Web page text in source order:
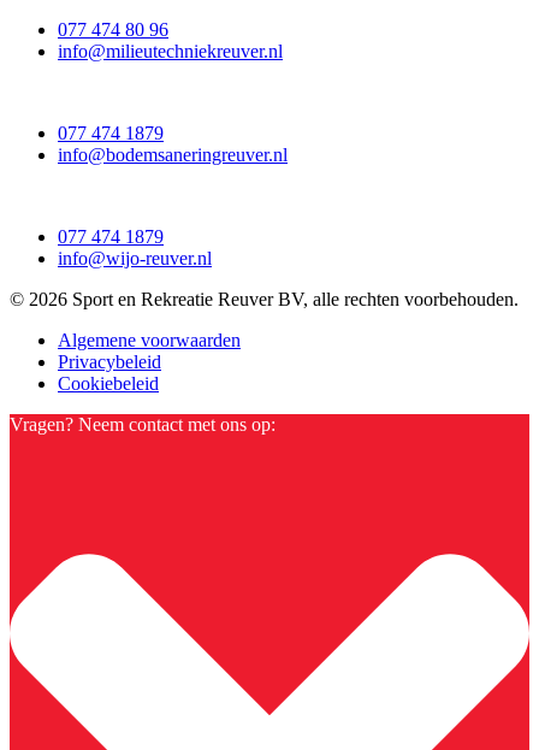
077 474 80 96
info@milieutechniekreuver.nl
077 474 1879
info@bodemsaneringreuver.nl
077 474 1879
info@wijo-reuver.nl
© 2026 Sport en Rekreatie Reuver BV, alle rechten voorbehouden.
Algemene voorwaarden
Privacybeleid
Cookiebeleid
Vragen? Neem contact met ons op: